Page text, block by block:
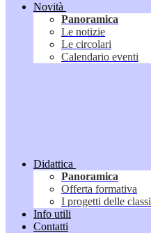
Novità
Panoramica
Le notizie
Le circolari
Calendario eventi
Didattica
Panoramica
Offerta formativa
I progetti delle classi
Info utili
Contatti